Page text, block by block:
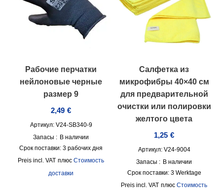
Рабочие перчатки
нейлоновые черные
размер 9
2,49 €
Артикул: V24-SB340-9
Запасы : В наличии
Срок поставки: 3 рабочих дня
incl. VAT плюс Стоимость
доставки
Салфетка из
микрофибры 40×40 см
для предварительной
очистки или полировки
желтого цвета
1,25 €
Артикул: V24-9004
Запасы : В наличии
Срок поставки: 3 Werktage
incl. VAT плюс Стоимость